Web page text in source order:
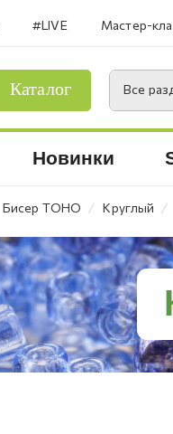
#LIVE Мастер-
Каталог Все
Новинки
Бисер TOHO ⁄ Круглый ⁄